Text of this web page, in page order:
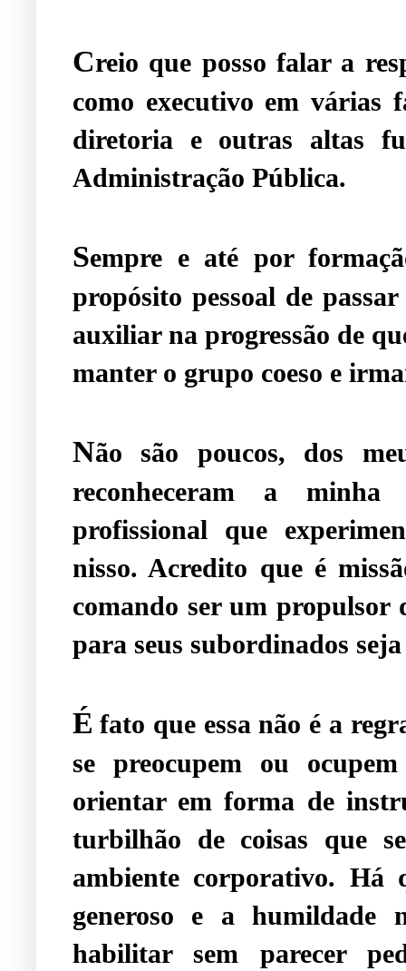
Creio que posso falar a
como executivo em várias
diretoria e outras altas
Administração Pública.
Sempre e até por
propósito pessoal de
auxiliar na progressão de
manter o grupo coeso e
Não são poucos, dos
reconheceram a minha
profissional que
nisso. Acredito que é
comando ser um
para seus subordinados
É fato que essa não é a
se preocupem ou
orientar em forma de
turbilhão de coisas que
ambiente corporativo. Há
generoso e a humildade
habilitar sem parecer